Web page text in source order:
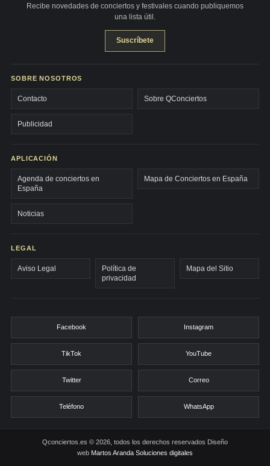
Recibe novedades de conciertos y festivales cuando publiquemos
una lista útil.
Suscríbete
SOBRE NOSOTROS
Contacto Sobre QConciertos
Publicidad
APLICACIÓN
Agenda de conciertos en
España
Mapa de Conciertos en España
Noticias
LEGAL
Aviso Legal
Política de
privacidad
Mapa del Sitio
Facebook Instagram
TikTok YouTube
Twitter Correo
Teléfono WhatsApp
Qconciertos.es © 2026, todos los derechos reservados Diseño
web Martos Aranda Soluciones digitales